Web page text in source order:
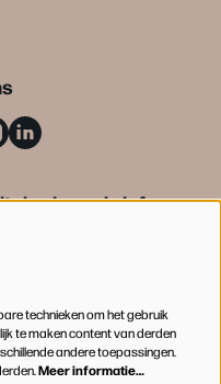
nieuwsbrief
technieken om het gebruik
te maken content van derden
andere toepassingen.
Meer informatie…